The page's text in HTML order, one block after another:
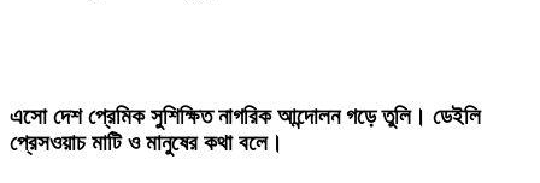
এসো দেশ প্রেমিক সুশিক্ষিত নাগরিক আন্দোলন গড়ে তুলি। ডেইলি
প্রেসওয়াচ মাটি ও মানুষের কথা বলে।